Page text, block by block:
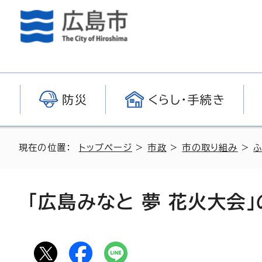
防災 くらし・手続き
現在の位置： トップページ >市政 >市の取り組み >
「広島みなと 夢 花火大会